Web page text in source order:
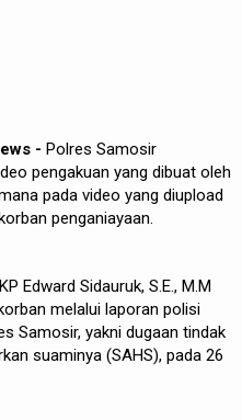
- Polres Samosir
pengakuan yang dibuat oleh
pada video yang diupload
penganiayaan.
Edward Sidauruk, S.E., M.M
melalui laporan polisi
Samosir, yakni dugaan tindak
suaminya (SAHS), pada 26